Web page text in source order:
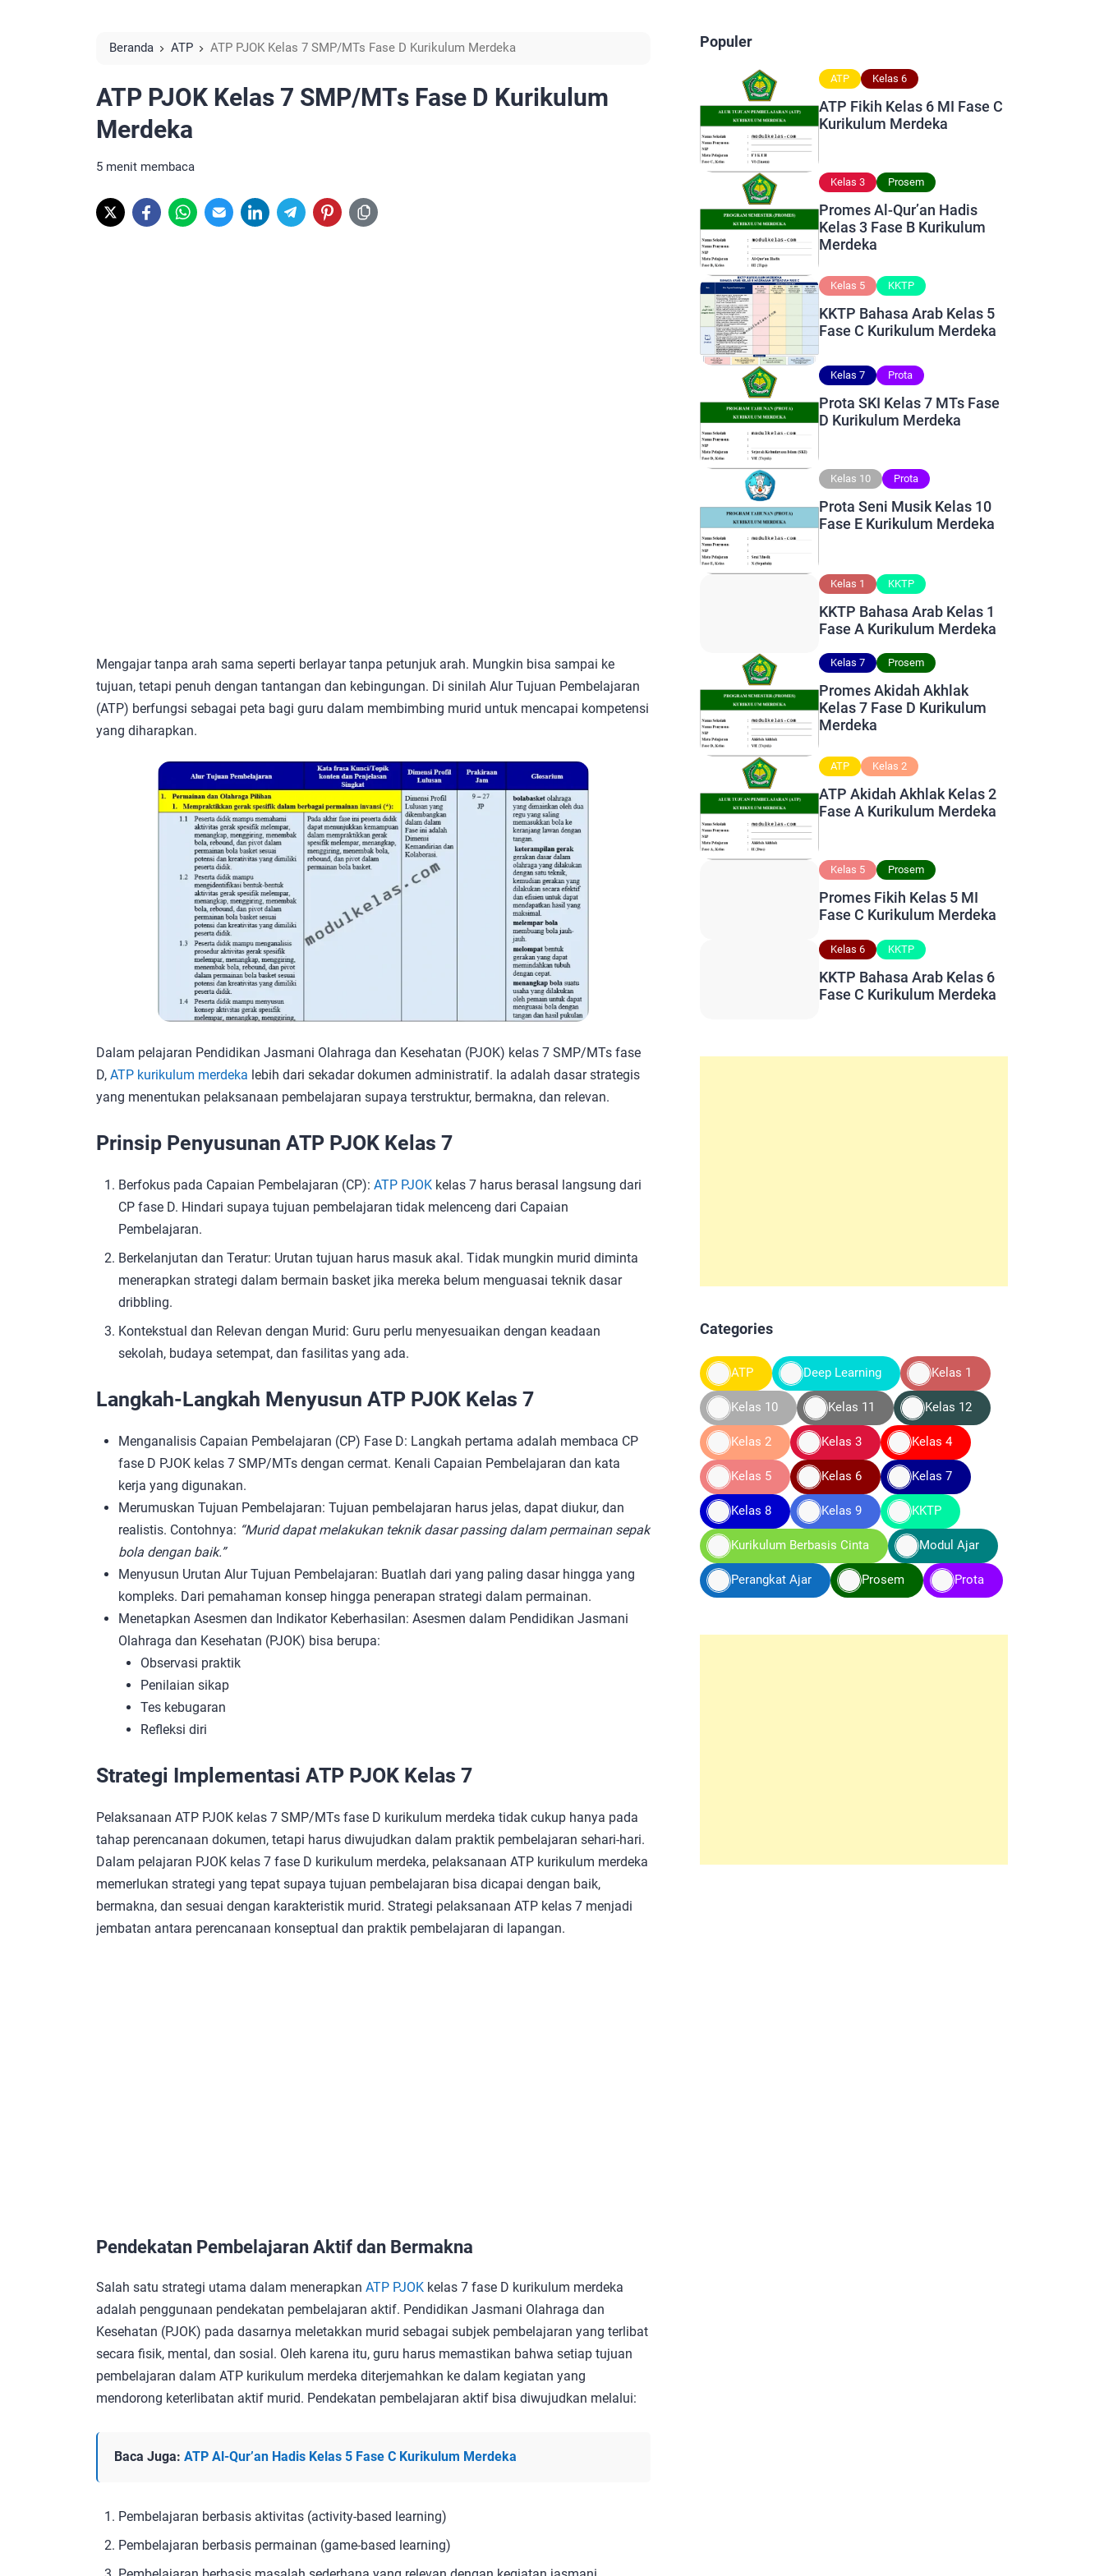
Beranda ATP ATP PJOK Kelas 7 SMP/MTs Fase D Kurikulum Merdeka
ATP PJOK Kelas 7 SMP/MTs Fase D Kurikulum
Merdeka
5 menit membaca
Mengajar tanpa arah sama seperti berlayar tanpa petunjuk arah. Mungkin bisa sampai ke
tujuan, tetapi penuh dengan tantangan dan kebingungan. Di sinilah Alur Tujuan Pembelajaran
(ATP) berfungsi sebagai peta bagi guru dalam membimbing murid untuk mencapai kompetensi
yang diharapkan.
Dalam pelajaran Pendidikan Jasmani Olahraga dan Kesehatan (PJOK) kelas 7 SMP/MTs fase
D, ATP kurikulum merdeka lebih dari sekadar dokumen administratif. Ia adalah dasar strategis
yang menentukan pelaksanaan pembelajaran supaya terstruktur, bermakna, dan relevan.
Prinsip Penyusunan ATP PJOK Kelas 7
Berfokus pada Capaian Pembelajaran (CP):ATP PJOK kelas 7 harus berasal langsung dari
CP fase D. Hindari supaya tujuan pembelajaran tidak melenceng dari Capaian
Pembelajaran.
Berkelanjutan dan Teratur: Urutan tujuan harus masuk akal. Tidak mungkin murid diminta
menerapkan strategi dalam bermain basket jika mereka belum menguasai teknik dasar
dribbling.
Kontekstual dan Relevan dengan Murid: Guru perlu menyesuaikan dengan keadaan
sekolah, budaya setempat, dan fasilitas yang ada.
Langkah-Langkah Menyusun ATP PJOK Kelas 7
Menganalisis Capaian Pembelajaran (CP) Fase D: Langkah pertama adalah membaca CP
fase D PJOK kelas 7 SMP/MTs dengan cermat. Kenali Capaian Pembelajaran dan kata
kerja yang digunakan.
Merumuskan Tujuan Pembelajaran: Tujuan pembelajaran harus jelas, dapat diukur, dan
realistis. Contohnya: “Murid dapat melakukan teknik dasar passing dalam permainan sepak
bola dengan baik.”
Menyusun Urutan Alur Tujuan Pembelajaran: Buatlah dari yang paling dasar hingga yang
kompleks. Dari pemahaman konsep hingga penerapan strategi dalam permainan.
Menetapkan Asesmen dan Indikator Keberhasilan: Asesmen dalam Pendidikan Jasmani
Olahraga dan Kesehatan (PJOK) bisa berupa:
Observasi praktik
Penilaian sikap
Tes kebugaran
Refleksi diri
Strategi Implementasi ATP PJOK Kelas 7
Pelaksanaan ATP PJOK kelas 7 SMP/MTs fase D kurikulum merdeka tidak cukup hanya pada
tahap perencanaan dokumen, tetapi harus diwujudkan dalam praktik pembelajaran sehari-hari.
Dalam pelajaran PJOK kelas 7 fase D kurikulum merdeka, pelaksanaan ATP kurikulum merdeka
memerlukan strategi yang tepat supaya tujuan pembelajaran bisa dicapai dengan baik,
bermakna, dan sesuai dengan karakteristik murid. Strategi pelaksanaan ATP kelas 7 menjadi
jembatan antara perencanaan konseptual dan praktik pembelajaran di lapangan.
Pendekatan Pembelajaran Aktif dan Bermakna
Salah satu strategi utama dalam menerapkan ATP PJOK kelas 7 fase D kurikulum merdeka
adalah penggunaan pendekatan pembelajaran aktif. Pendidikan Jasmani Olahraga dan
Kesehatan (PJOK) pada dasarnya meletakkan murid sebagai subjek pembelajaran yang terlibat
secara fisik, mental, dan sosial. Oleh karena itu, guru harus memastikan bahwa setiap tujuan
pembelajaran dalam ATP kurikulum merdeka diterjemahkan ke dalam kegiatan yang
mendorong keterlibatan aktif murid. Pendekatan pembelajaran aktif bisa diwujudkan melalui:
Baca Juga: ATP Al-Qur’an Hadis Kelas 5 Fase C Kurikulum Merdeka
Pembelajaran berbasis aktivitas (activity-based learning)
Pembelajaran berbasis permainan (game-based learning)
Populer
ATP Kelas 6
ATP Fikih Kelas 6 MI Fase C
Kurikulum Merdeka
Kelas 3 Prosem
Promes Al-Qur’an Hadis
Kelas 3 Fase B Kurikulum
Merdeka
Kelas 5 KKTP
KKTP Bahasa Arab Kelas 5
Fase C Kurikulum Merdeka
Kelas 7 Prota
Prota SKI Kelas 7 MTs Fase
D Kurikulum Merdeka
Kelas 10 Prota
Prota Seni Musik Kelas 10
Fase E Kurikulum Merdeka
Kelas 1 KKTP
KKTP Bahasa Arab Kelas 1
Fase A Kurikulum Merdeka
Kelas 7 Prosem
Promes Akidah Akhlak
Kelas 7 Fase D Kurikulum
Merdeka
ATP Kelas 2
ATP Akidah Akhlak Kelas 2
Fase A Kurikulum Merdeka
Kelas 5 Prosem
Promes Fikih Kelas 5 MI
Fase C Kurikulum Merdeka
Kelas 6 KKTP
KKTP Bahasa Arab Kelas 6
Fase C Kurikulum Merdeka
Categories
ATP Deep Learning Kelas 1
Kelas 10 Kelas 11 Kelas 12
Kelas 2 Kelas 3 Kelas 4
Kelas 5 Kelas 6 Kelas 7
Kelas 8 Kelas 9 KKTP
Kurikulum Berbasis Cinta Modul Ajar
Perangkat Ajar Prosem Prota